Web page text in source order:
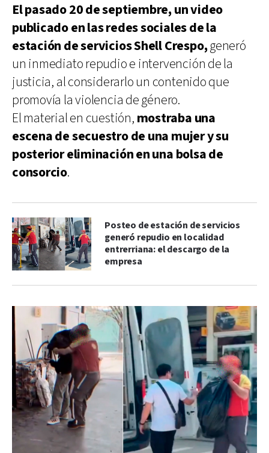
El pasado 20 de septiembre, un video
publicado en las redes sociales de la
estación de servicios Shell Crespo,generó
un inmediato repudio e intervención de la
justicia, al considerarlo un contenido que
promovía la violencia de género.
El material en cuestión, mostraba una
escena de secuestro de una mujer y su
posterior eliminación en una bolsa de
consorcio.
Posteo de estación de servicios
generó repudio en localidad
entrerriana: el descargo de la
empresa